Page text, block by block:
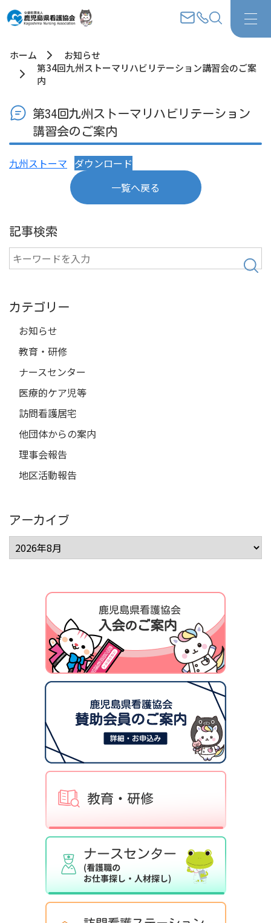
ホーム
お知らせ
第34回九州ストーマリハビリテーション講習会のご案
内
第34回九州ストーマリハビリテーション
講習会のご案内
九州ストーマ ダウンロード
一覧へ戻る
記事検索
検
カテゴリー
お知らせ
教育・研修
ナースセンター
医療的ケア児等
訪問看護居宅
他団体からの案内
理事会報告
地区活動報告
アーカイブ